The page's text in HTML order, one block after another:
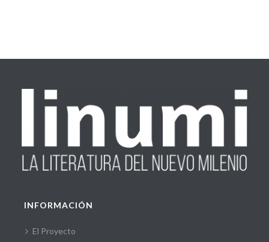
INFORMACIÓN
El Proyecto